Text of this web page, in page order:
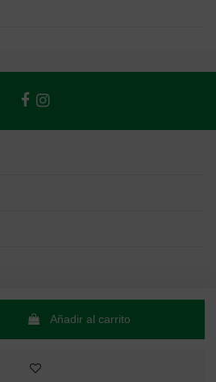
Añadir al carrito